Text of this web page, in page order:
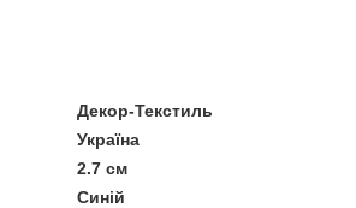
Декор-Текстиль
Україна
2.7 см
Синій